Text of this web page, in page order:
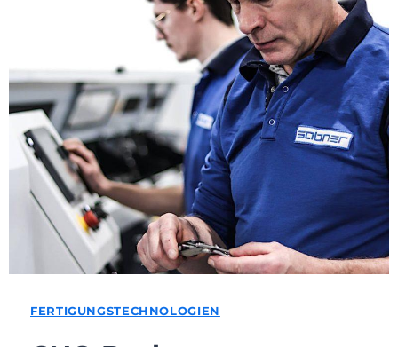
FERTIGUNGSTECHNOLOGIEN